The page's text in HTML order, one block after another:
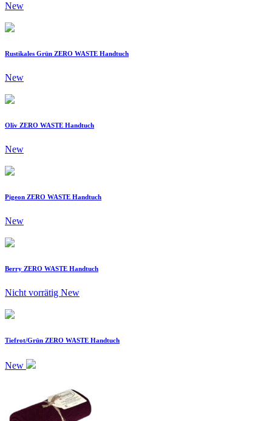
New
Rustikales Grün ZERO WASTE Handtuch
New
Oliv ZERO WASTE Handtuch
New
Pigeon ZERO WASTE Handtuch
New
Berry ZERO WASTE Handtuch
Nicht vorrätig New
Tiefrot/Grün ZERO WASTE Handtuch
New